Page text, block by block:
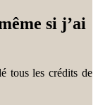
si j’ai
tous les crédits de